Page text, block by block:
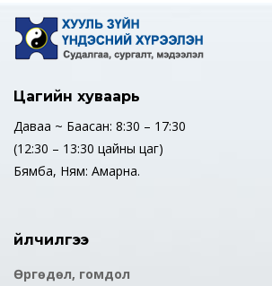
Цагийн хуваарь
Даваа ~ Баасан: 8:30 – 17:30
(12:30 – 13:30 цайны цаг)
Бямба, Ням: Амарна.
Үйлчилгээ
Өргөдөл, гомдол